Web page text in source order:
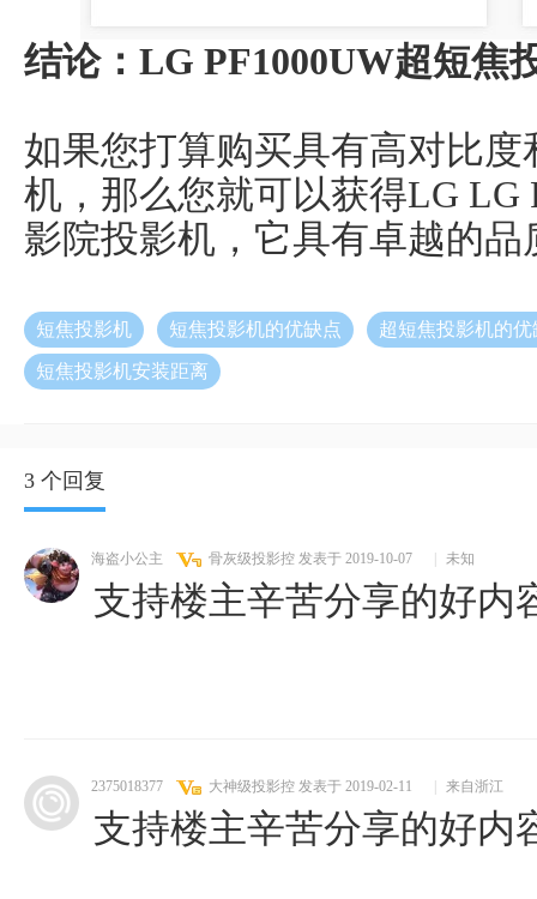
结论：LG PF1000UW超短焦
如果您打算购买具有高对比
机，那么您就可以获得LG LG
影院投影机，它具有卓越的品
短焦投影机 短焦投影机的优缺点 超短焦投影机的优
短焦投影机安装距离
3 个回复
海盗小公主 骨灰级投影控 发表于 2019-10-07 未知
支持楼主辛苦分享的好内
2375018377 大神级投影控 发表于 2019-02-11 来自浙江
支持楼主辛苦分享的好内